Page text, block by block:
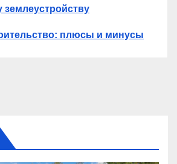
плюсы и минусы